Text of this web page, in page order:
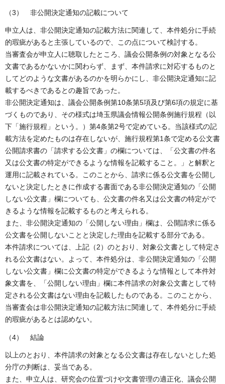
（3） 非公開決定通知の記載について
申立人は、非公開決定通知の記載方法に関連して、本件処分に手続
的瑕疵があると主張しているので、この点について検討する。
当審査会が申立人に聴取したところ、議会公開条例の対象となる公
文書であるかないかに関わらず、まず、本件請求に対応するものと
してどのような文書があるのかを明らかにし、非公開決定通知に記
載するべきであるとの趣旨であった。
非公開決定通知は、議会公開条例第10条第5項及び第6項の規定に基
づくものであり、その様式は埼玉県議会情報公開条例施行規程（以
下「施行規程」という。）第4条第2号で定めている。当該様式の記
載方法を定めたものは存在しないが、施行規程第1条で定める公文書
公開請求書の「請求する公文書」の欄については、「公文書の件名
又は公文書の特定ができるような情報を記載すること。」と解釈と
運用に記載されている。このことから、請求に係る公文書を公開し
ないと決定したときに作成する書面である非公開決定通知の「公開
しない公文書」欄についても、公文書の件名又は公文書の特定がで
きるような情報を記載するものと考えられる。
また、非公開決定通知の「公開しない理由」欄は、公開請求に係る
公文書を公開しないことと決定した理由を記載する部分である。
本件請求については、上記（2）のとおり、対象公文書として特定さ
れる公文書はない。よって、本件処分は、非公開決定通知の「公開
しない公文書」欄に公文書の特定ができるような情報として本件対
象文書を、「公開しない理由」欄に本件請求の対象公文書として特
定される公文書はない理由を記載したものである。このことから、
当審査会は非公開決定通知の記載方法に関連して、本件処分に手続
的瑕疵があるとは認めない。
（4） 結論
以上のとおり、本件請求の対象となる公文書は存在しないとした処
分庁の判断は、妥当である。
また、申立人は、研究会の位置づけや文書管理の適正化、議会公開